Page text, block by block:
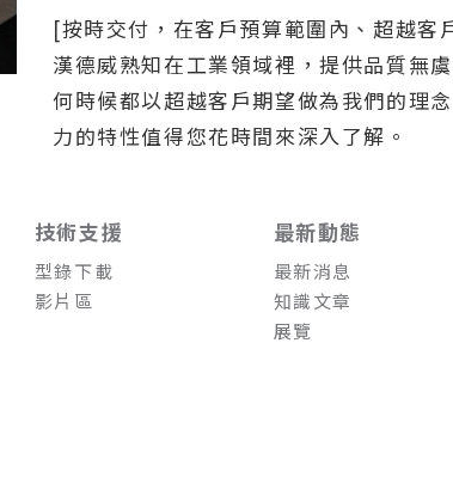
[按時交付，在客戶預算範圍內、超越客
漢德威熟知在工業領域裡，提供品質無
何時候都以超越客戶期望做為我們的理
力的特性值得您花時間來深入了解。
技術支援
型錄下載
影片區
最新動態
最新消息
知識文章
展覽